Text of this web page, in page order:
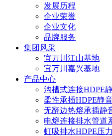
发展历程
企业荣誉
企业文化
品牌服务
集团风采
宜万川江山基地
宜万川嘉兴基地
产品中心
沟槽式连接HDPE
柔性承插HDPE静
无翻边热熔承插静
电熔连接排水管道
虹吸排水HDPE压